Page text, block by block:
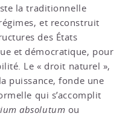
la traditionnelle
et reconstruit
des États
et démocratique, pour
Le « droit naturel »,
puissance, fonde une
qui s’accomplit
absolutum ou